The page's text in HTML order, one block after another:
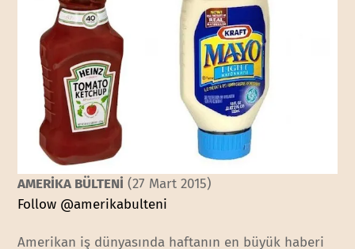
AMERİKA BÜLTENİ (27 Mart 2015)
Follow @amerikabulteni
Amerikan iş dünyasında haftanın en büyük haberi